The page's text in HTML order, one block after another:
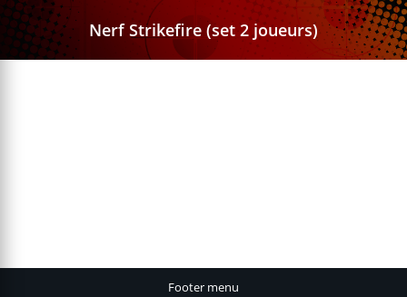
Nerf Strikefire (set 2 joueurs)
Footer menu